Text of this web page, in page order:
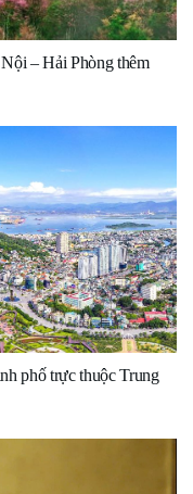
– Hải Phòng thêm
phố trực thuộc Trung